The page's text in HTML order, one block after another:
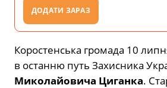
ДОДАТИ ЗАРАЗ
Коростенська громада 10
в останню путь Захисника
Миколайовича Циганка.